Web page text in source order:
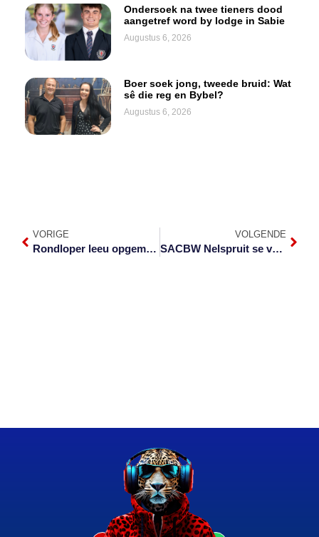
Ondersoek na twee tieners dood
aangetref word by lodge in Sabie
Augustus 6, 2026
Boer soek jong, tweede bruid: Wat
sê die reg en Bybel?
Augustus 6, 2026
VORIGE
Rondloper leeu opgemerk by the The Rest in Nelspruit
VOLGENDE
SACBW Nelspruit se vroue vlieg hoog in 2024